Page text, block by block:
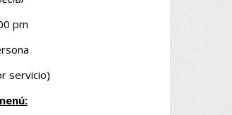
pm
servicio)